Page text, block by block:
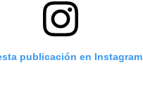
publicación en Instagram